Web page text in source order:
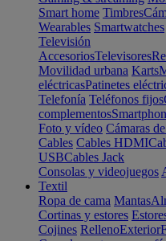
Smart home Timbres
Wearables Smartwatches
Televisión
AccesoriosTelevisores
Movilidad urbana Karts
eléctricasPatinetes
Telefonía Teléfonos fijos
complementos
Foto y vídeo Cámaras
Cables Cables HDMI
USBCables Jack
Consolas y videojuegos
Textil
Ropa de cama Mantas
Cortinas y estores
Cojines RellenoExterior